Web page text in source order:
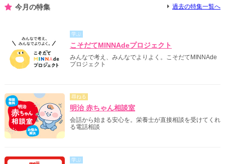
今月の特集 過去の特集一覧へ
学ぶ
こそだてMINNAdeプロジェクト
みんなで考え、みんなでよりよく。こそだてMINNAde
プロジェクト
尋ねる
明治 赤ちゃん相談室
会話から始まる安心を。栄養士が直接相談を受けてくれ
る電話相談
学ぶ